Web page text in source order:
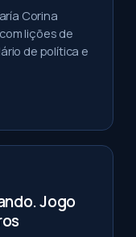
Corina
lições de
de política e
Jogo